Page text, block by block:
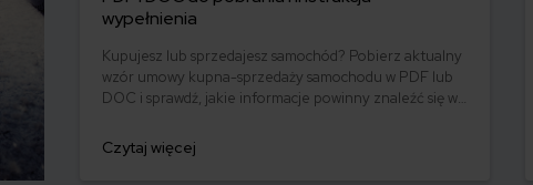
wypełnienia
Kupujesz lub sprzedajesz samochód? Pobierz aktualny
wzór umowy kupna-sprzedaży samochodu w PDF lub
DOC i sprawdź, jakie informacje powinny znaleźć się w
Czytaj więcej